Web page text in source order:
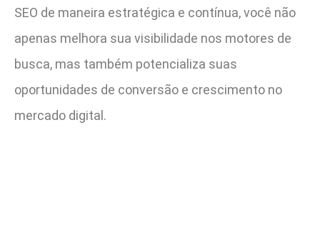
SEO de maneira estratégica e contínua, você não
apenas melhora sua visibilidade nos motores de
busca, mas também potencializa suas
oportunidades de conversão e crescimento no
mercado digital.